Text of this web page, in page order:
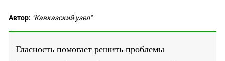
Автор: "Кавказский узел"
Гласность помогает решить проблемы